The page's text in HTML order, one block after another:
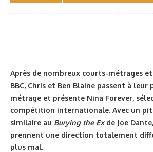
Après de nombreux courts-métrages
BBC, Chris et Ben Blaine passent à
métrage et présente Nina Forever,
compétition internationale. Avec un
similaire au Burying the Exde Joe
prennent une direction totalement
plus mal.